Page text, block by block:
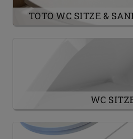
TOTO WC SITZE &
WC